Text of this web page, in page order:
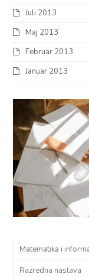
Juli 2013
Maj 2013
Februar 2013
Januar 2013
Matematika i
Razredna nastava